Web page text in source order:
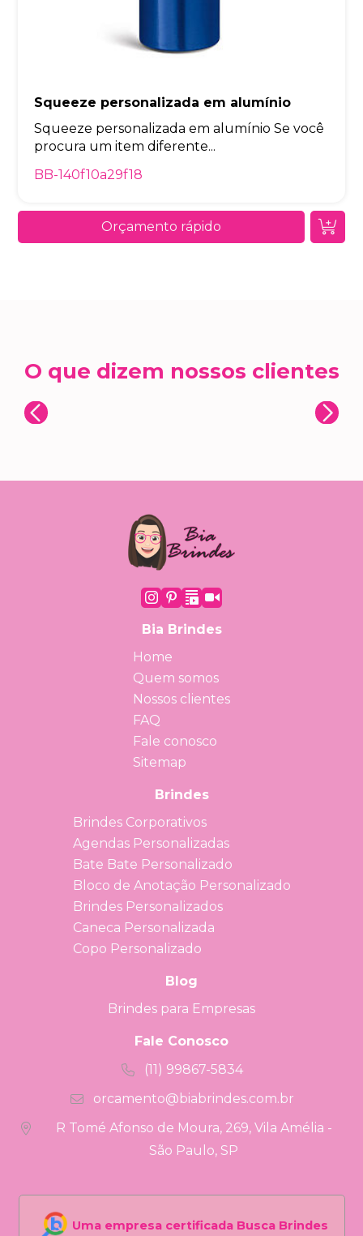
Squeeze personalizada em alumínio
Squeeze personalizada em alumínio Se você
procura um item diferente...
BB-140f10a29f18
Orçamento rápido
O que dizem nossos clientes
Bia Brindes
Home
Quem somos
Nossos clientes
FAQ
Fale conosco
Sitemap
Brindes
Brindes Corporativos
Agendas Personalizadas
Bate Bate Personalizado
Bloco de Anotação Personalizado
Brindes Personalizados
Caneca Personalizada
Copo Personalizado
Blog
Brindes para Empresas
Fale Conosco
(11) 99867-5834
orcamento@biabrindes.com.br
R Tomé Afonso de Moura, 269, Vila Amélia -
São Paulo, SP
Uma empresa certificada Busca Brindes